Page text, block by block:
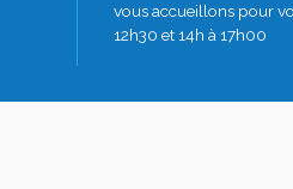
vous accueillons pour
12h30 et 14h à 17h00